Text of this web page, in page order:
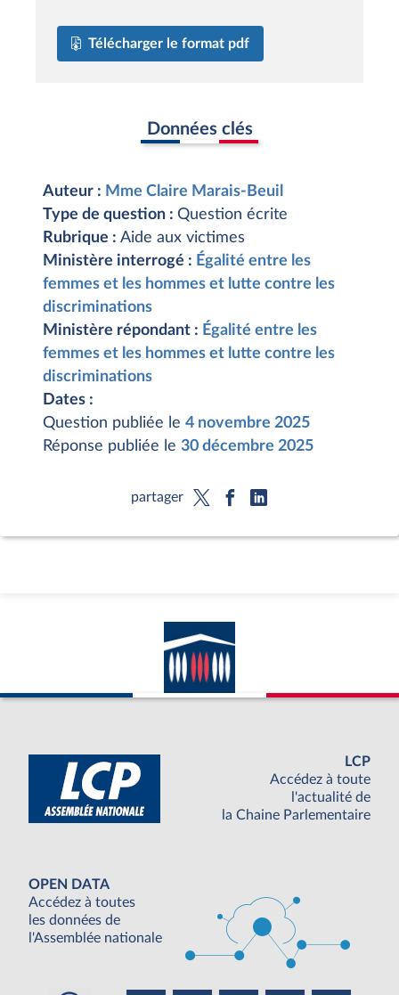
Télécharger le format pdf
Données clés
Auteur : Mme Claire Marais-Beuil
Type de question : Question écrite
Rubrique : Aide aux victimes
Ministère interrogé : Égalité entre les
femmes et les hommes et lutte contre les
discriminations
Ministère répondant : Égalité entre les
femmes et les hommes et lutte contre les
discriminations
Dates :
Question publiée le 4 novembre 2025
Réponse publiée le 30 décembre 2025
partager
LCP
Accédez à toute
l'actualité de
la Chaine Parlementaire
OPEN DATA
Accédez à toutes
les données de
l'Assemblée nationale